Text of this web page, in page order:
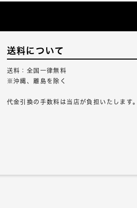
送料について
送料：全国一律無料
※沖縄、離島を除く
代金引換の手数料は当店が負担いたします。